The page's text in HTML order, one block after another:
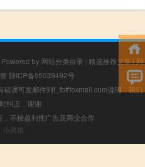
Powered by 网站分类目录 | 精选推荐文章|网
陕ICP备05039492号
错误可发邮件到f_fb#foxmail.com说明，我们
纠正，谢谢
不接盈利性广告及商业合作
小男孩